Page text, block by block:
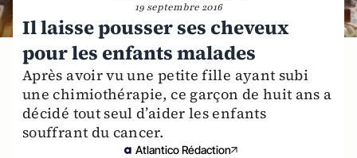
19 septembre 2016
Il laisse pousser ses cheveux
pour les enfants malades
Après avoir vu une petite fille ayant subi
une chimiothérapie, ce garçon de huit ans a
décidé tout seul d’aider les enfants
souffrant du cancer.
Atlantico Rédaction